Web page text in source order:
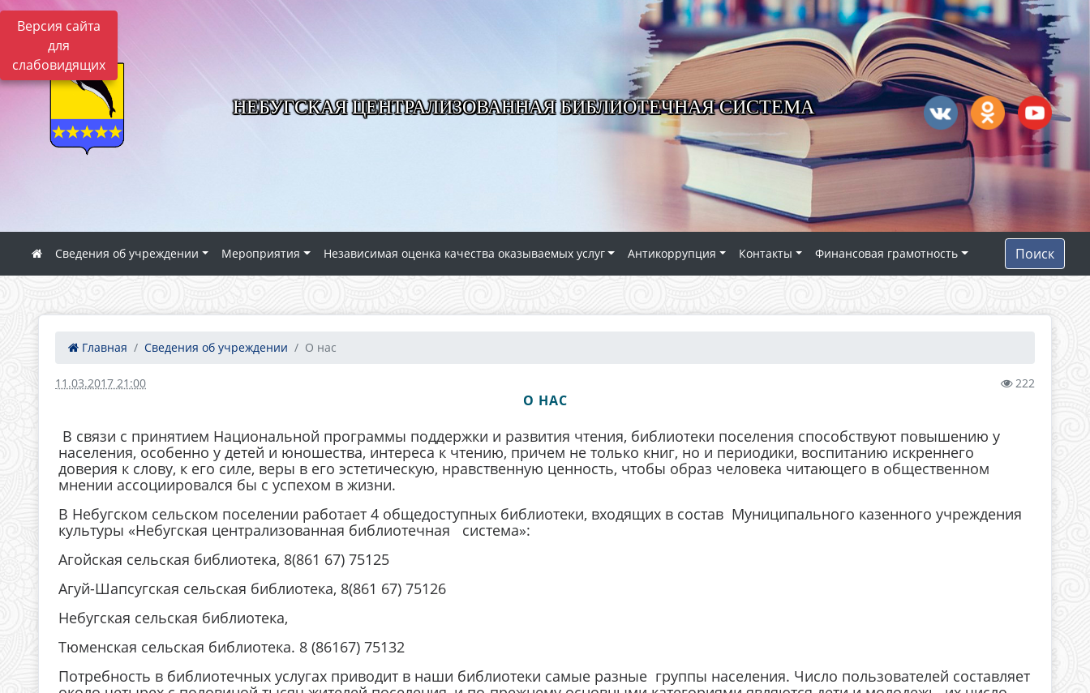
Версия сайта
для
слабовидящих
НЕБУГСКАЯ ЦЕНТРАЛИЗОВАННАЯ БИБЛИОТЕЧНАЯ СИСТЕМА
Сведения об учреждении Мероприятия Независимая оценка качества оказываемых услуг Антикоррупция Контакты Финансовая грамотность Поиск
Главная Сведения об учреждении О нас
11.03.2017 21:00 222
О НАС
В связи с принятием Национальной программы поддержки и развития чтения, библиотеки поселения способствуют повышению у
населения, особенно у детей и юношества, интереса к чтению, причем не только книг, но и периодики, воспитанию искреннего
доверия к слову, к его силе, веры в его эстетическую, нравственную ценность, чтобы образ человека читающего в общественном
мнении ассоциировался бы с успехом в жизни.
В Небугском сельском поселении работает 4 общедоступных библиотеки, входящих в состав Муниципального казенного учреждения
культуры «Небугская централизованная библиотечная система»:
Агойская сельская библиотека, 8(861 67) 75125
Агуй-Шапсугская сельская библиотека, 8(861 67) 75126
Небугская сельская библиотека,
Тюменская сельская библиотека. 8 (86167) 75132
Потребность в библиотечных услугах приводит в наши библиотеки самые разные группы населения. Число пользователей составляет